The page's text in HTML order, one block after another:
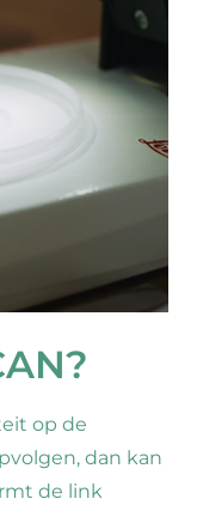
op de
dan kan
de link